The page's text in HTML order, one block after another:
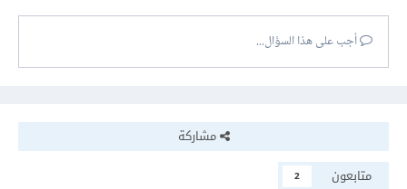
أجب على هذا السؤال...
مشاركة
متابعون
2